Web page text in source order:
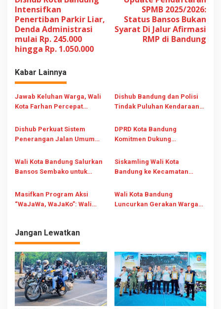
a
v
i
g
s
i
p
s
Intensifkan
Penertiban Parkir Liar,
Denda Administrasi
mulai Rp. 245.000
hingga Rp. 1.050.000
SPMB 2025/2026:
Status Bansos Bukan
Syarat Di Jalur Afirmasi
RMP di Bandung
Kabar Lainnya
Jawab Keluhan Warga, Wali
Kota Farhan Percepat
Cegah Begal
Dishub Bandung dan Polisi
Tindak Puluhan Kendaraan
Simdek
Dishub Perkuat Sistem
Penerangan Jalan Umum
Kenyamanan Warga Kota
Bandung
DPRD Kota Bandung
Komitmen Dukung
Kita Siap Hadir di Setiap Titik
Kegiatan
Wali Kota Bandung Salurkan
Bansos Sembako untuk
Siskamling
Siskamling Wali Kota
Bandung ke Kecamatan
dan Arcamanik
Masifkan Program Aksi
“WaJaWa, WaJaKo”: Wali
Wali Kota Bandung
Luncurkan Gerakan Warga
Jangan Lewatkan